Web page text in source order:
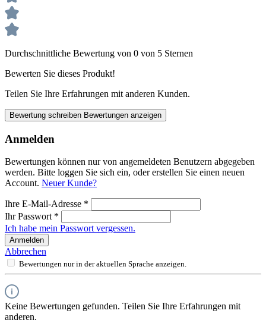
Durchschnittliche Bewertung von 0 von 5 Sternen
Bewerten Sie dieses Produkt!
Teilen Sie Ihre Erfahrungen mit anderen Kunden.
Bewertung schreiben Bewertungen anzeigen
Anmelden
Bewertungen können nur von angemeldeten Benutzern abgegeben
werden. Bitte loggen Sie sich ein, oder erstellen Sie einen neuen
Account. Neuer Kunde?
Ihre E-Mail-Adresse *
Ihr Passwort *
Ich habe mein Passwort vergessen.
Anmelden
Abbrechen
Bewertungen nur in der aktuellen Sprache anzeigen.
Keine Bewertungen gefunden. Teilen Sie Ihre Erfahrungen mit
anderen.